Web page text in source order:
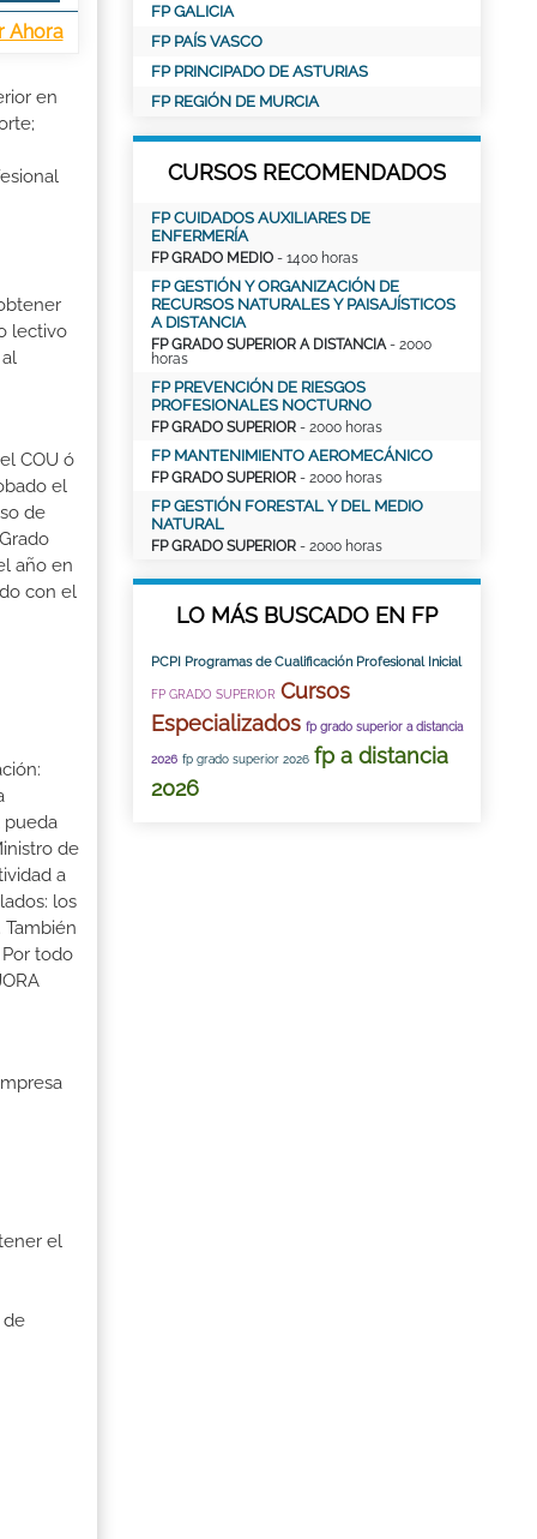
Ahora
en
lectivo
COU ó
el
de
año en
con el
pueda
de
a
los
todo
el
de
FP GALICIA
FP PAÍS VASCO
FP PRINCIPADO DE ASTURIAS
FP REGIÓN DE MURCIA
CURSOS RECOMENDADOS
FP CUIDADOS AUXILIARES DE
ENFERMERÍA
FP GRADO MEDIO - 1400 horas
FP GESTIÓN Y ORGANIZACIÓN DE
RECURSOS NATURALES Y PAISAJÍSTICOS
A DISTANCIA
FP GRADO SUPERIOR A DISTANCIA- 2000
horas
FP PREVENCIÓN DE RIESGOS
PROFESIONALES NOCTURNO
FP GRADO SUPERIOR - 2000 horas
FP MANTENIMIENTO AEROMECÁNICO
FP GRADO SUPERIOR - 2000 horas
FP GESTIÓN FORESTAL Y DEL MEDIO
NATURAL
FP GRADO SUPERIOR - 2000 horas
LO MÁS BUSCADO EN FP
PCPI Programas de Cualificación Profesional Inicial
FP GRADO SUPERIOR Cursos
Especializados fp grado superior a distancia
2026 fp grado superior 2026 fp a distancia
2026